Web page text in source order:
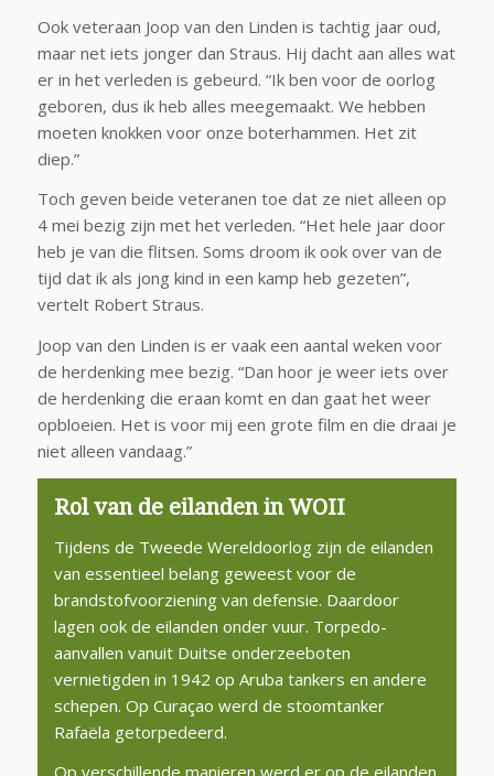
Ook veteraan Joop van den Linden is tachtig jaar oud,
maar net iets jonger dan Straus. Hij dacht aan alles wat
er in het verleden is gebeurd. “Ik ben voor de oorlog
geboren, dus ik heb alles meegemaakt. We hebben
moeten knokken voor onze boterhammen. Het zit
diep.”
Toch geven beide veteranen toe dat ze niet alleen op
4 mei bezig zijn met het verleden. “Het hele jaar door
heb je van die flitsen. Soms droom ik ook over van de
tijd dat ik als jong kind in een kamp heb gezeten”,
vertelt Robert Straus.
Joop van den Linden is er vaak een aantal weken voor
de herdenking mee bezig. “Dan hoor je weer iets over
de herdenking die eraan komt en dan gaat het weer
opbloeien. Het is voor mij een grote film en die draai je
niet alleen vandaag.”
Rol van de eilanden in WOII
Tijdens de Tweede Wereldoorlog zijn de eilanden
van essentieel belang geweest voor de
brandstofvoorziening van defensie. Daardoor
lagen ook de eilanden onder vuur. Torpedo-
aanvallen vanuit Duitse onderzeeboten
vernietigden in 1942 op Aruba tankers en andere
schepen. Op Curaçao werd de stoomtanker
Rafaëla getorpedeerd.